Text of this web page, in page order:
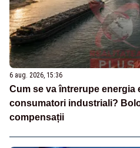
6 aug. 2026, 15:36
Cum se va întrerupe energia
consumatori industriali?
compensații